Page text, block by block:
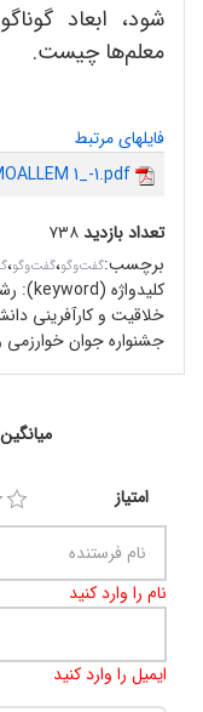
شود، ابعاد
معلم‌ها چیست.
فایلهای مرتبط
1_-1.pdf
تعداد بازدید۷۳۸
برچسب:گفت‌وگو،گفت‌وگو،
کلیدواژه (keyword):
خلاقیت و کارآفرینی
جشنواره‌ جوان
میانگین
امتیاز
نام را وارد کنید
ایمیل را وارد کنید